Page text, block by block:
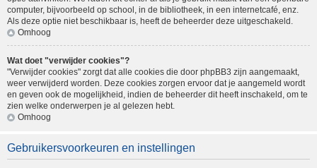
computer, bijvoorbeeld op school, in de bibliotheek, in een internetcafé, enz.
Als deze optie niet beschikbaar is, heeft de beheerder deze uitgeschakeld.
Omhoog
Wat doet "verwijder cookies"?
"Verwijder cookies" zorgt dat alle cookies die door phpBB3 zijn aangemaakt,
weer verwijderd worden. Deze cookies zorgen ervoor dat je aangemeld wordt
en geven ook de mogelijkheid, indien de beheerder dit heeft inschakeld, om te
zien welke onderwerpen je al gelezen hebt.
Omhoog
Gebruikersvoorkeuren en instellingen